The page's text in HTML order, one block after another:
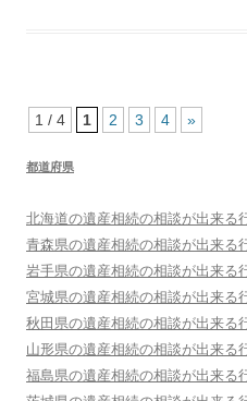
1 / 4 1 2 3 4 »
都道府県
北海道の遺産相続の相談が出来る
青森県の遺産相続の相談が出来る
岩手県の遺産相続の相談が出来る
宮城県の遺産相続の相談が出来る
秋田県の遺産相続の相談が出来る
山形県の遺産相続の相談が出来る
福島県の遺産相続の相談が出来る